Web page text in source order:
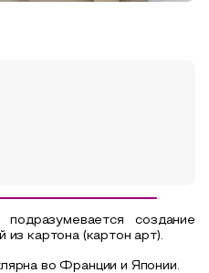
создание
картона (картон арт).
во Франции и Японии.